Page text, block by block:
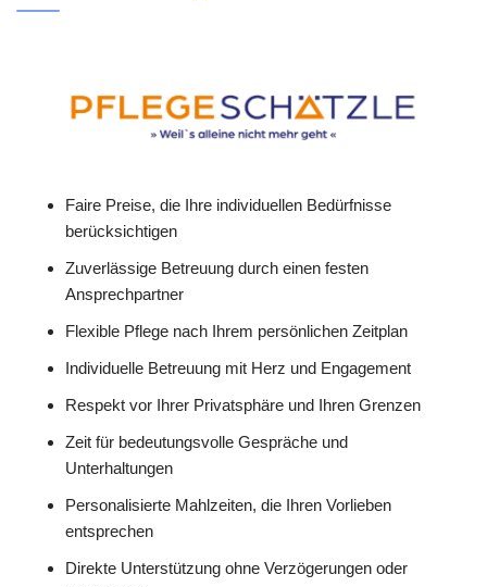
Faire Preise, die Ihre individuellen Bedürfnisse
berücksichtigen
Zuverlässige Betreuung durch einen festen
Ansprechpartner
Flexible Pflege nach Ihrem persönlichen Zeitplan
Individuelle Betreuung mit Herz und Engagement
Respekt vor Ihrer Privatsphäre und Ihren Grenzen
Zeit für bedeutungsvolle Gespräche und
Unterhaltungen
Personalisierte Mahlzeiten, die Ihren Vorlieben
entsprechen
Direkte Unterstützung ohne Verzögerungen oder